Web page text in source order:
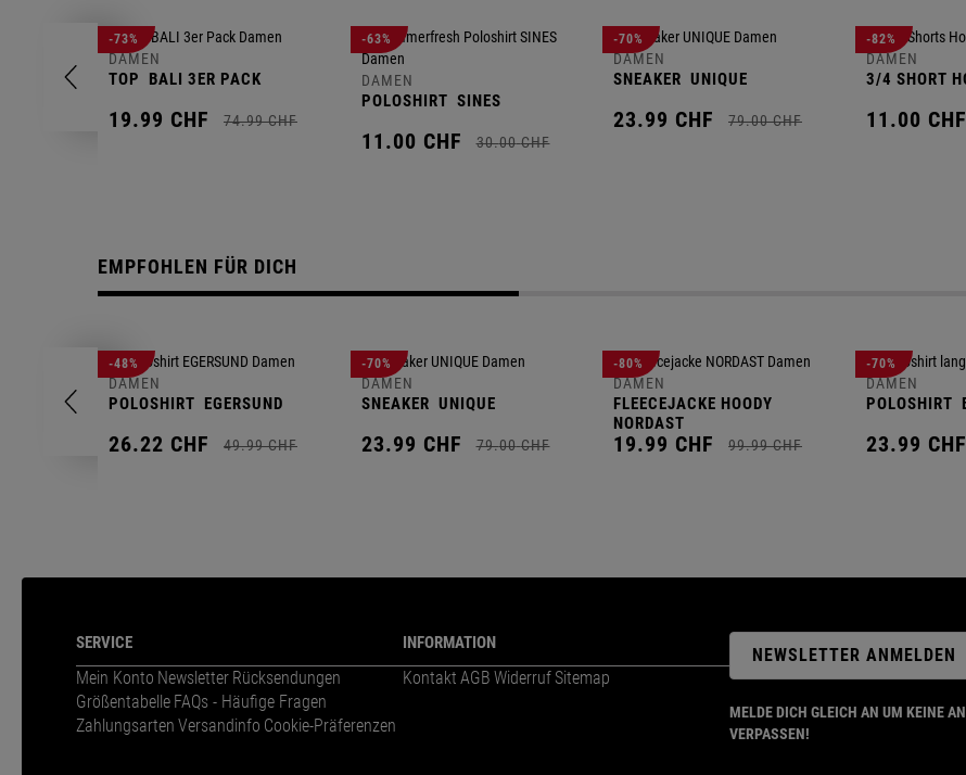
-73%
DAMEN
TOP BALI 3ER PACK
19.99 CHF 74.99 CHF
-63%
DAMEN
POLOSHIRT SINES
11.00 CHF 30.00 CHF
-70%
DAMEN
SNEAKER UNIQUE
23.99 CHF 79.00 CHF
-82%
DAMEN
3/4 SHORT
11.00 CHF
EMPFOHLEN FÜR DICH
-48%
DAMEN
POLOSHIRT EGERSUND
26.22 CHF 49.99 CHF
-70%
DAMEN
SNEAKER UNIQUE
23.99 CHF 79.00 CHF
-80%
DAMEN
FLEECEJACKE HOODY
NORDAST
19.99 CHF 99.99 CHF
-70%
DAMEN
POLOSHIRT
23.99 CHF
SERVICE
Mein Konto Newsletter Rücksendungen
Größentabelle FAQs - Häufige Fragen
Zahlungsarten Versandinfo Cookie-Präferenzen
INFORMATION
Kontakt AGB Widerruf Sitemap
NEWSLETTER ANMELDEN
MELDE DICH GLEICH AN UM KEINE
VERPASSEN!